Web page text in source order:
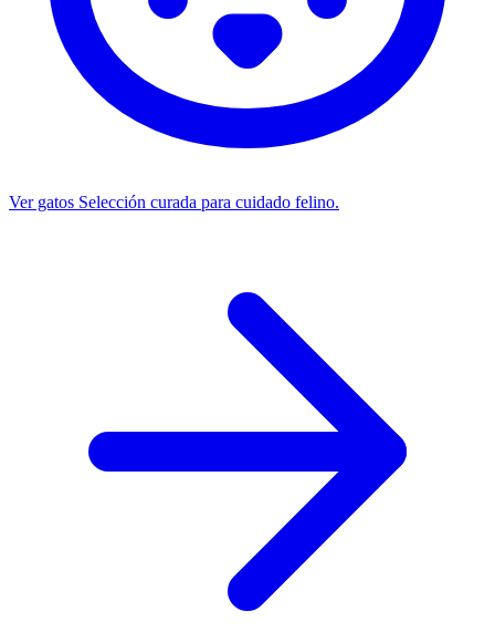
Ver gatos Selección curada para cuidado felino.